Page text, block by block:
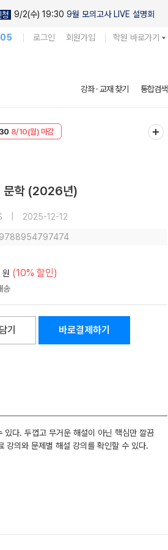
청 9/2(수) 19:30 9월 모의고사 LIVE 설명회
로그인 회원가입 학원 바로가기
강좌 · 교재 찾기 통합검색
8/10(월) 마감
문학 (2026년)
2025-12-12
9788954797474
원 (10% 할인)
기 바로결제하기
다. 두껍고 무거운 해설이 아닌 핵심만 깔끔
의와 문제별 해설 강의를 확인할 수 있다.